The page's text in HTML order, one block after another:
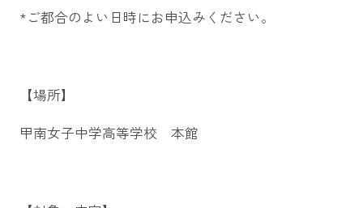
*ご都合のよい日時にお申込みください。
【場所】
甲南女子中学高等学校 本館